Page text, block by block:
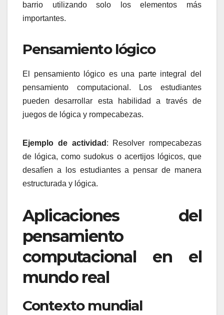
barrio utilizando solo los elementos más
importantes.
Pensamiento lógico
El pensamiento lógico es una parte integral del
pensamiento computacional. Los estudiantes
pueden desarrollar esta habilidad a través de
juegos de lógica y rompecabezas.
Ejemplo de actividad : Resolver rompecabezas
de lógica, como sudokus o acertijos lógicos, que
desafíen a los estudiantes a pensar de manera
estructurada y lógica.
Aplicaciones del
pensamiento
computacional en el
mundo real
Contexto mundial